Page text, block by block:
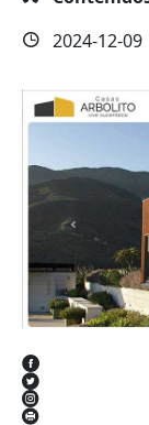
2024-12-09